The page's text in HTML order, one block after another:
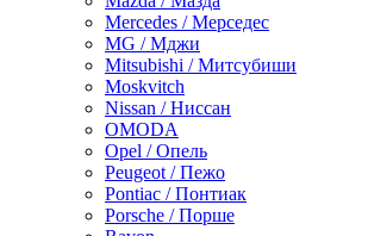
Mercedes / Мерседес
MG / Мджи
Mitsubishi / Митсубиши
Moskvitch
Nissan / Ниссан
OMODA
Opel / Опель
Peugeot / Пежо
Pontiac / Понтиак
Porsche / Порше